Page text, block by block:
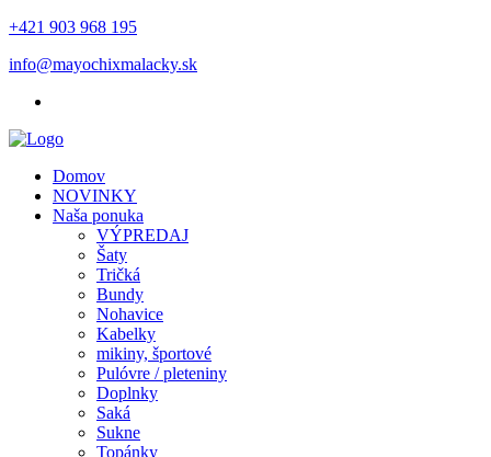
+421 903 968 195
info@mayochixmalacky.sk
Domov
NOVINKY
Naša ponuka
VÝPREDAJ
Šaty
Tričká
Bundy
Nohavice
Kabelky
mikiny, športové
Pulóvre / pleteniny
Doplnky
Saká
Sukne
Topánky